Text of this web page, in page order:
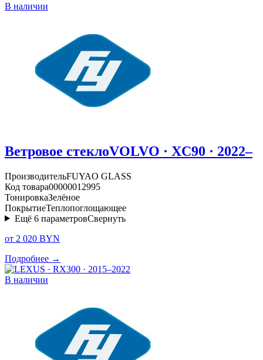
В наличии
Ветровое стеклоVOLVO · XC90 · 2022–
ПроизводительFUYAO GLASS
Код товара00000012995
ТонировкаЗелёное
ПокрытиеТеплопоглощающее
Ещё 6 параметровСвернуть
от 2 020 BYN
Подробнее →
В наличии